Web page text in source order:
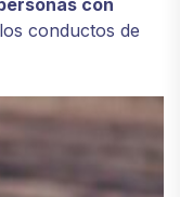
con
conductos de